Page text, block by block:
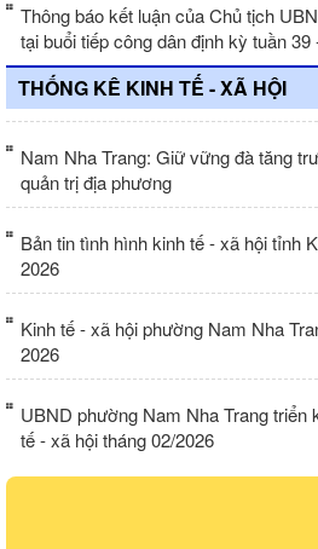
Thông báo kết luận của Chủ tịch
tại buổi tiếp công dân định kỳ tuần
THỐNG KÊ KINH TẾ - XÃ HỘI
Nam Nha Trang: Giữ vững đà tăng
quản trị địa phương
Bản tin tình hình kinh tế - xã hội tỉnh
2026
Kinh tế - xã hội phường Nam Nha
2026
UBND phường Nam Nha Trang triển
tế - xã hội tháng 02/2026